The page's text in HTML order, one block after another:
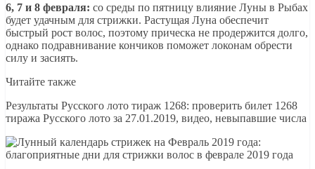
6, 7 и 8 февраля: со среды по пятницу влияние Луны в Рыбах
будет удачным для стрижки. Растущая Луна обеспечит
быстрый рост волос, поэтому прическа не продержится долго,
однако подравнивание кончиков поможет локонам обрести
силу и засиять.
Читайте также
Результаты Русского лото тираж 1268: проверить билет 1268
тиража Русского лото за 27.01.2019, видео, невыпавшие числа